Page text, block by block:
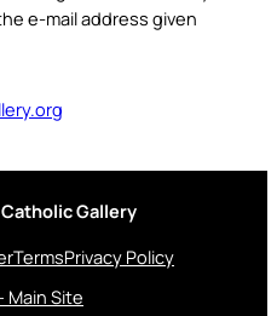
e-mail address given
Gallery
TermsPrivacy Policy
Main Site